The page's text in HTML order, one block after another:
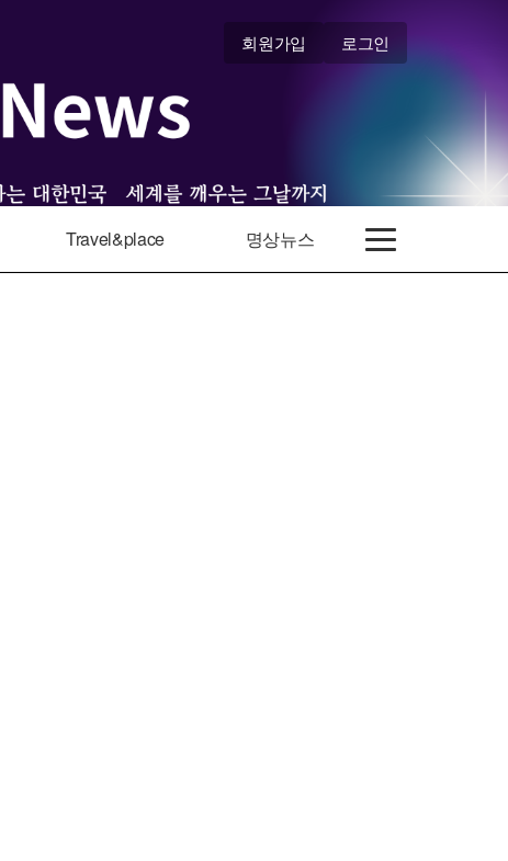
로그인
회원가입
명상뉴스
Travel&place